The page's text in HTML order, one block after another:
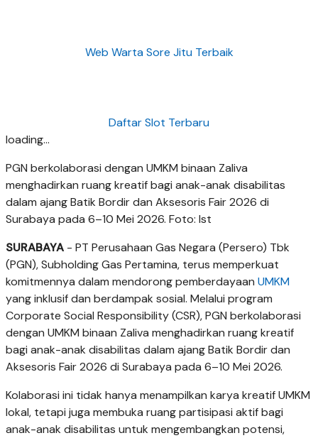
Web Warta Sore Jitu Terbaik
Daftar Slot Terbaru
loading...
PGN berkolaborasi dengan UMKM binaan Zaliva
menghadirkan ruang kreatif bagi anak-anak disabilitas
dalam ajang Batik Bordir dan Aksesoris Fair 2026 di
Surabaya pada 6–10 Mei 2026. Foto: Ist
SURABAYA - PT Perusahaan Gas Negara (Persero) Tbk
(PGN), Subholding Gas Pertamina, terus memperkuat
komitmennya dalam mendorong pemberdayaan UMKM
yang inklusif dan berdampak sosial. Melalui program
Corporate Social Responsibility (CSR), PGN berkolaborasi
dengan UMKM binaan Zaliva menghadirkan ruang kreatif
bagi anak-anak disabilitas dalam ajang Batik Bordir dan
Aksesoris Fair 2026 di Surabaya pada 6–10 Mei 2026.
Kolaborasi ini tidak hanya menampilkan karya kreatif UMKM
lokal, tetapi juga membuka ruang partisipasi aktif bagi
anak-anak disabilitas untuk mengembangkan potensi,